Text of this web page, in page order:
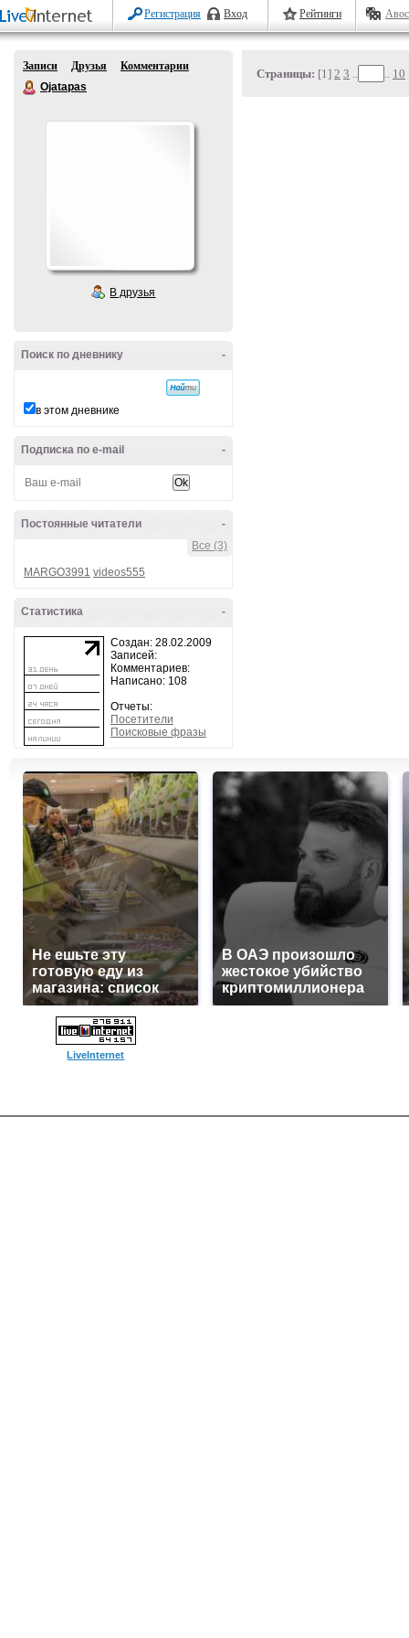
Регистрация Вход Рейтинги
Записи Друзья
Комментарии
Ojatapas
В друзья
-
Поиск по дневнику
в этом дневнике
-
Подписка по e-mail
-
Постоянные читатели
Все (3)
MARGO3991 videos555
-
Статистика
Создан: 28.02.2009
Записей:
Комментариев:
Написано: 108
Отчеты:
Посетители
Поисковые фразы
Страницы: [1] 2 3 .. .. 10
Не ешьте эту
готовую еду из
магазина: список
В ОАЭ произошло
жестокое убийство
криптомиллионера
LiveInternet